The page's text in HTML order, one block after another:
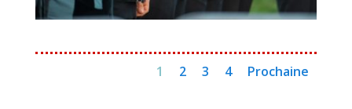
1 2 3 4 Prochaine